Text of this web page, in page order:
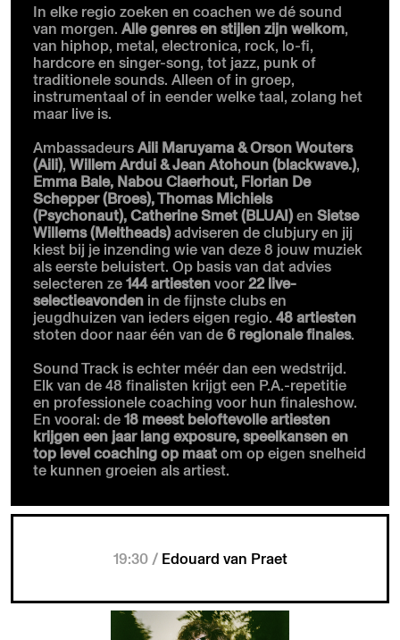
In elke regio zoeken en coachen we dé sound
van morgen.Alle genres en stijlen zijn welkom,
van hiphop, metal, electronica, rock, lo-fi,
hardcore en singer-song, tot jazz, punk of
traditionele sounds. Alleen of in groep,
instrumentaal of in eender welke taal, zolang het
maar live is.
AmbassadeursAili Maruyama & Orson Wouters
(Aili),Willem Ardui & Jean Atohoun (blackwave.),
Emma Bale, Nabou Claerhout, Florian De
Schepper (Broes), Thomas Michiels
(Psychonaut), Catherine Smet (BLUAI)enSietse
Willems (Meltheads)adviseren de clubjury en jij
kiest bij je inzending wie van deze 8 jouw muziek
als eerste beluistert. Op basis van dat advies
selecteren ze144 artiestenvoor22 live-
selectieavonden in de fijnste clubs en
jeugdhuizen van ieders eigen regio.48 artiesten
stoten door naar één van de6 regionale finales.
Sound Track is echter méér dan een wedstrijd.
Elk van de 48 finalisten krijgt een P.A.-repetitie
en professionele coaching voor hun finaleshow.
En vooral: de18 meest beloftevolle artiesten
krijgen een jaar lang exposure, speelkansen en
top level coaching op maatom op eigen snelheid
te kunnen groeien als artiest.
19:30 /Edouard van Praet